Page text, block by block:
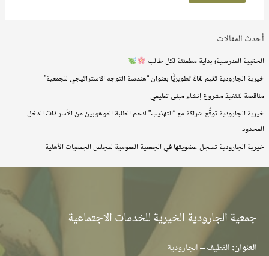
أحدث المقالات
الحقيبة المدرسية؛ بداية مطمئنة لكل طالب
خيرية الجارودية تقيم لقاءً تطويريًّا بعنوان “هندسة التوجه الاستراتيجي للجمعية”
مناقصة لتنفيذ مشروع إنشاء مبنى تعليمي
خيرية الجارودية توقّع شراكة مع “التهذيب” لدعم الطلبة الموهوبين من الأسر ذات الدخل
المحدود
خيرية الجارودية تسجل عضويتها في الجمعية العمومية لمجلس الجمعيات الأهلية
جمعية الجارودية الخيرية للخدمات الاجتماعية
العنوان: القطيف – الجارودية